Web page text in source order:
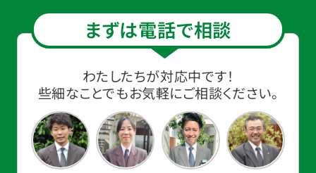
まずは電話で相談
わたしたちが対応中です！
些細なことでもお気軽にご相談ください。